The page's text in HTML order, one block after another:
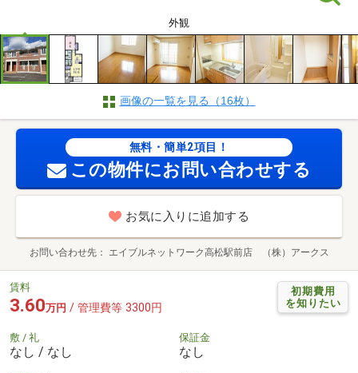
外観
画像の一覧を見る（16枚）
無料・簡単2項目！
この物件にお問い合わせする
お気に入りに追加する
お問い合わせ先 エイブルネットワーク高松駅前店 （株）アークス
初期費用
を知りたい
賃料
3.60万円 / 管理費等 3300円
敷 / 礼
なし / なし
保証金
なし